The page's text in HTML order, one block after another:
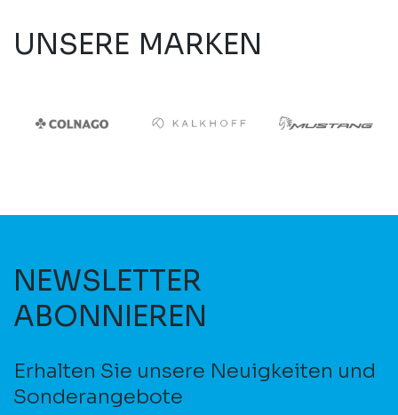
UNSERE MARKEN
NEWSLETTER
ABONNIEREN
Erhalten Sie unsere Neuigkeiten und
Sonderangebote